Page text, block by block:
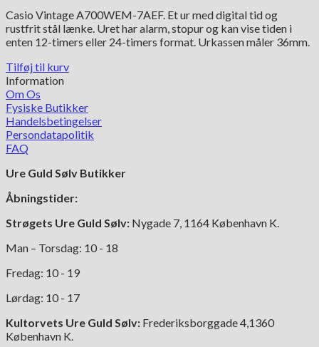
Casio Vintage A700WEM-7AEF. Et ur med digital tid og
rustfrit stål lænke. Uret har alarm, stopur og kan vise tiden i
enten 12-timers eller 24-timers format. Urkassen måler 36mm.
Tilføj til kurv
Information
Om Os
Fysiske Butikker
Handelsbetingelser
Persondatapolitik
FAQ
Ure Guld Sølv Butikker
Åbningstider:
Strøgets Ure Guld Sølv: Nygade 7, 1164 København K.
Man – Torsdag: 10 - 18
Fredag: 10 - 19
Lørdag: 10 - 17
Kultorvets Ure Guld Sølv: Frederiksborggade 4,1360
København K.